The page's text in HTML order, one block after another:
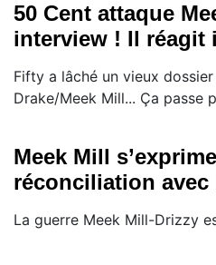
50 Cent attaque
interview ! Il réagit
Fifty a lâché un vieux
Drake/Meek Mill... Ça passe
Meek Mill
réconciliation avec
La guerre Meek Mill-Drizzy